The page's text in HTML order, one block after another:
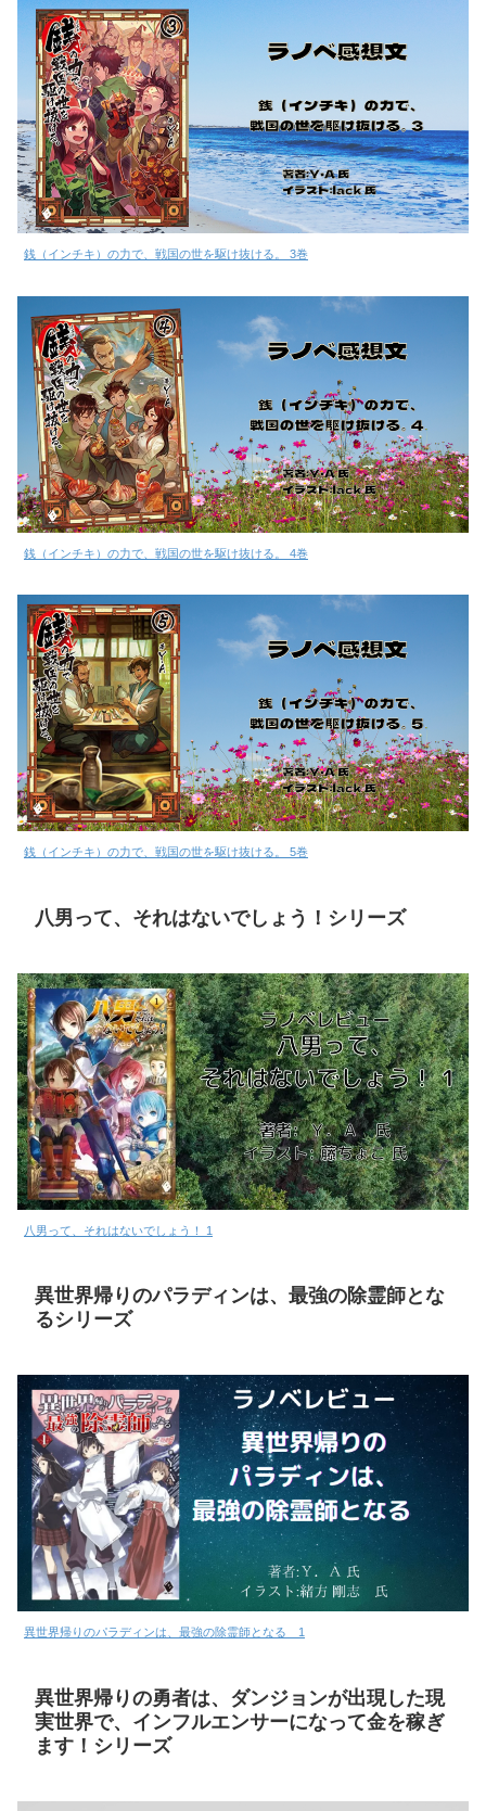
銭（インチキ）の力で、戦国の世を駆け抜ける。 3巻
銭（インチキ）の力で、戦国の世を駆け抜ける。 4巻
銭（インチキ）の力で、戦国の世を駆け抜ける。 5巻
八男って、それはないでしょう！シリーズ
八男って、それはないでしょう！ 1
異世界帰りのパラディンは、最強の除霊師とな
るシリーズ
異世界帰りのパラディンは、最強の除霊師となる 1
異世界帰りの勇者は、ダンジョンが出現した現
実世界で、インフルエンサーになって金を稼ぎ
ます！シリーズ